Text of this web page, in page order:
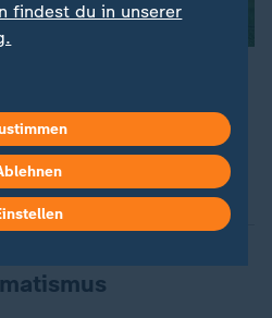
lässt gegen Marokko jedoch
seine ersten Tore bei dieser
einen spektakulären
findest du in unserer